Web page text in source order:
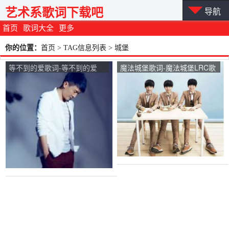
首页 歌词大全 更多
艺术系歌词下载吧 导航
你的位置： 首页 > TAG信息列表 > 城堡
等不到的爱歌词-等不到的爱
魔法城堡歌词-魔法城堡LRC歌
词-TFBOYS